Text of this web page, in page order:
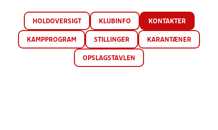
HOLDOVERSIGT KLUBINFO KONTAKTER
KAMPPROGRAM STILLINGER KARANTÆNER
OPSLAGSTAVLEN